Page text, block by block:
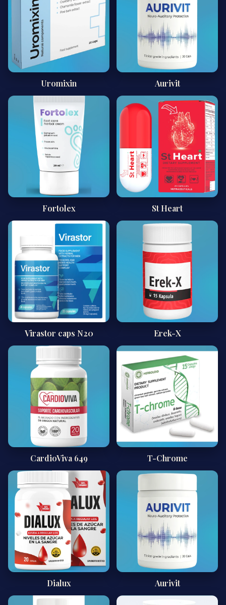
Uromixin Aurivit
Fortolex St Heart
Virastor caps N20 Erek-X
CardioViva 649 T-Chrome
Dialux Aurivit